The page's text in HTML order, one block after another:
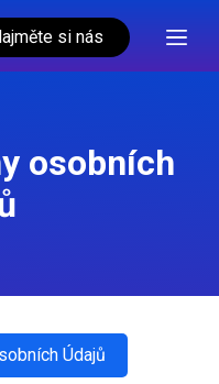
si nás
osobních
Údajů